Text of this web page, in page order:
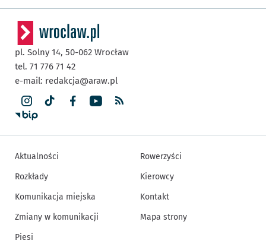
pl. Solny 14, 50-062 Wrocław
tel. 71 776 71 42
e-mail: redakcja@araw.pl
Aktualności
Rozkłady
Komunikacja miejska
Zmiany w komunikacji
Piesi
Rowerzyści
Kierowcy
Kontakt
Mapa strony